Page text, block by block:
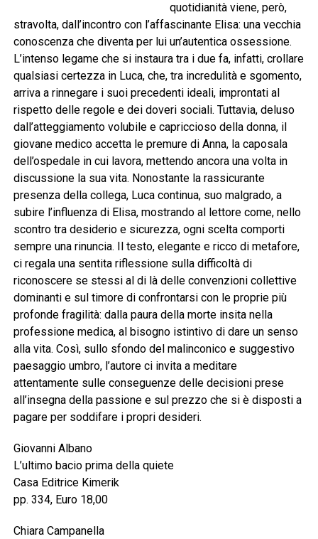
quotidianità viene, però,
stravolta, dall’incontro con l’affascinante Elisa: una vecchia
conoscenza che diventa per lui un’autentica ossessione.
L’intenso legame che si instaura tra i due fa, infatti, crollare
qualsiasi certezza in Luca, che, tra incredulità e sgomento,
arriva a rinnegare i suoi precedenti ideali, improntati al
rispetto delle regole e dei doveri sociali. Tuttavia, deluso
dall’atteggiamento volubile e capriccioso della donna, il
giovane medico accetta le premure di Anna, la caposala
dell’ospedale in cui lavora, mettendo ancora una volta in
discussione la sua vita. Nonostante la rassicurante
presenza della collega, Luca continua, suo malgrado, a
subire l’influenza di Elisa, mostrando al lettore come, nello
scontro tra desiderio e sicurezza, ogni scelta comporti
sempre una rinuncia. Il testo, elegante e ricco di metafore,
ci regala una sentita riflessione sulla difficoltà di
riconoscere se stessi al di là delle convenzioni collettive
dominanti e sul timore di confrontarsi con le proprie più
profonde fragilità: dalla paura della morte insita nella
professione medica, al bisogno istintivo di dare un senso
alla vita. Così, sullo sfondo del malinconico e suggestivo
paesaggio umbro, l’autore ci invita a meditare
attentamente sulle conseguenze delle decisioni prese
all’insegna della passione e sul prezzo che si è disposti a
pagare per soddifare i propri desideri.
Giovanni Albano
L’ultimo bacio prima della quiete
Casa Editrice Kimerik
pp. 334, Euro 18,00
Chiara Campanella